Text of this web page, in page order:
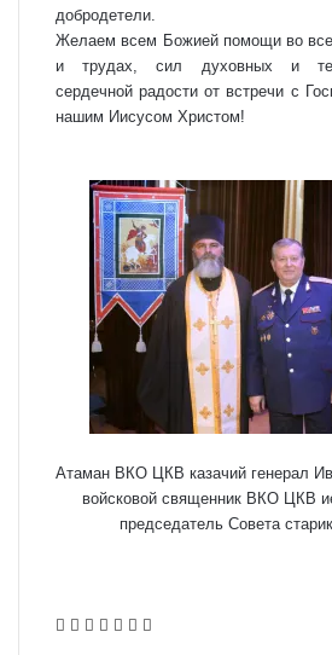
добродетели.
Желаем всем Божией помощи во
и трудах, сил духовных и
сердечной радости от встречи с
нашим Иисусом Христом!
Атаман ВКО ЦКВ казачий генерал
войсковой священник ВКО ЦКВ
председатель Совета
VKontakte
Odnoklassniki
WhatsApp
Telegram
ViberПоделиться